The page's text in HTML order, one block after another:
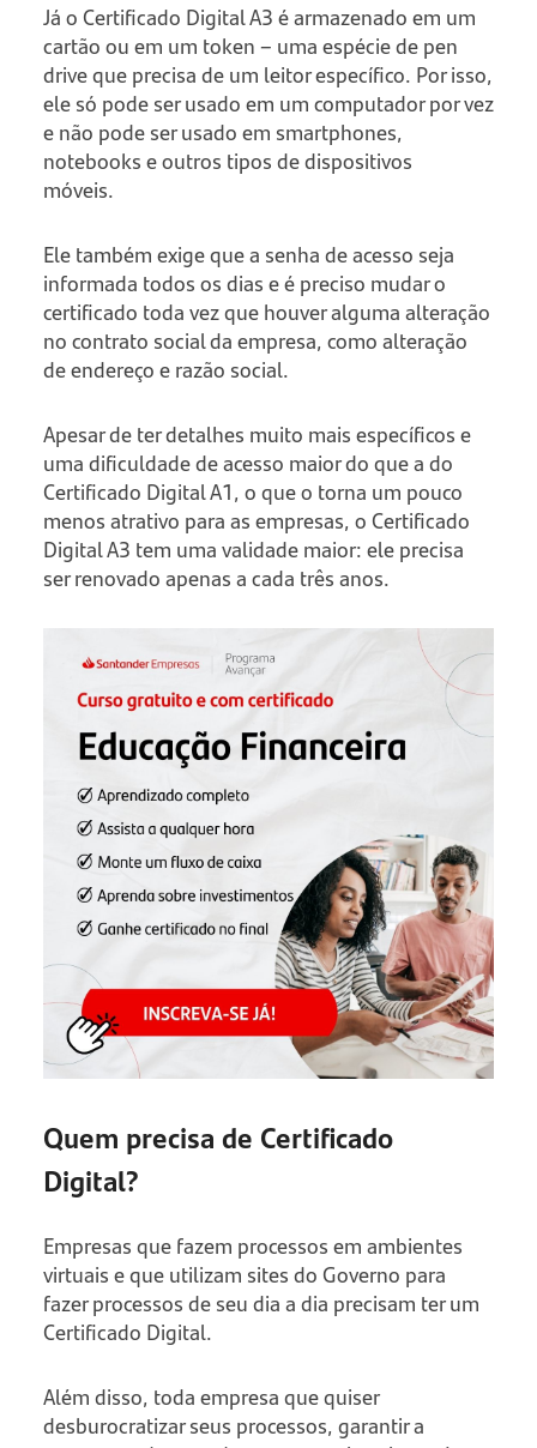
Já o Certificado Digital A3 é armazenado em um
cartão ou em um token – uma espécie de pen
drive que precisa de um leitor específico. Por isso,
ele só pode ser usado em um computador por vez
e não pode ser usado em smartphones,
notebooks e outros tipos de dispositivos
móveis.
Ele também exige que a senha de acesso seja
informada todos os dias e é preciso mudar o
certificado toda vez que houver alguma alteração
no contrato social da empresa, como alteração
de endereço e razão social.
Apesar de ter detalhes muito mais específicos e
uma dificuldade de acesso maior do que a do
Certificado Digital A1, o que o torna um pouco
menos atrativo para as empresas, o Certificado
Digital A3 tem uma validade maior: ele precisa
ser renovado apenas a cada três anos.
Quem precisa de Certificado
Digital?
Empresas que fazem processos em ambientes
virtuais e que utilizam sites do Governo para
fazer processos de seu dia a dia precisam ter um
Certificado Digital.
Além disso, toda empresa que quiser
desburocratizar seus processos, garantir a